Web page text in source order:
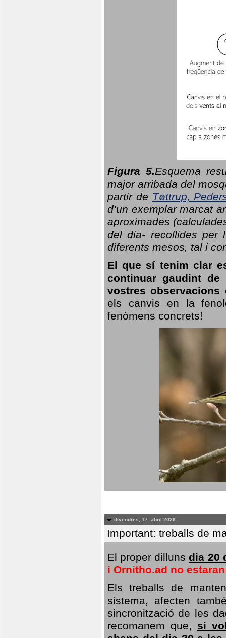
Figura 5.Esquema
major arribada del
partir de Tøttrup,
d’un exemplar marcat
aproximades
del dia- recollides per
diferents mesos, tal i
El que sí tenim clar
continuar gaudint
vostres
els canvis en la
fenòmens concrets!
divendres, 17. abril 2026
Important: treballs de
El proper dilluns dia 20
i Ornitho.ad no
Els treballs de
sistema, afecten
sincronització de les
recomanem que, si